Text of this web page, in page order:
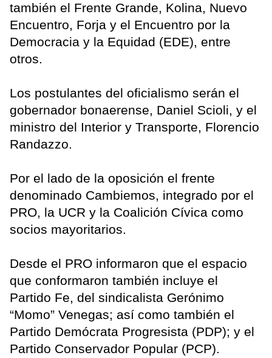
también el Frente Grande, Kolina, Nuevo
Encuentro, Forja y el Encuentro por la
Democracia y la Equidad (EDE), entre
otros.
Los postulantes del oficialismo serán el
gobernador bonaerense, Daniel Scioli, y el
ministro del Interior y Transporte, Florencio
Randazzo.
Por el lado de la oposición el frente
denominado Cambiemos, integrado por el
PRO, la UCR y la Coalición Cívica como
socios mayoritarios.
Desde el PRO informaron que el espacio
que conformaron también incluye el
Partido Fe, del sindicalista Gerónimo
“Momo” Venegas; así como también el
Partido Demócrata Progresista (PDP); y el
Partido Conservador Popular (PCP).